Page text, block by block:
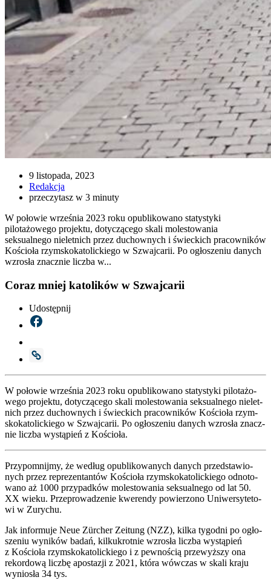
9 listopada, 2023
Redakcja
przeczytasz w 3 minuty
W połowie września 2023 roku opublikowano statystyki
pilotażowego projektu, dotyczącego skali molestowania
seksualnego nieletnich przez duchownych i świeckich pracowników
Kościoła rzymskokatolickiego w Szwajcarii. Po ogłoszeniu danych
wzrosła znacznie liczba w...
Coraz mniej katolików w Szwajcarii
Udostępnij
W poło­wie wrze­śnia 2023 roku opu­bli­ko­wa­no sta­ty­sty­ki pilo­ta­żo­
we­go pro­jek­tu, doty­czą­ce­go ska­li mole­sto­wa­nia sek­su­al­ne­go nie­let­
nich przez duchow­nych i świec­kich pra­cow­ni­ków Kościo­ła rzym­
sko­ka­to­lic­kie­go w Szwaj­ca­rii. Po ogło­sze­niu danych wzro­sła znacz­
nie licz­ba wystą­pień z Kościo­ła.
Przy­po­mnij­my, że według opu­bli­ko­wa­nych danych przed­sta­wio­
nych przez repre­zen­tan­tów Kościo­ła rzym­sko­ka­to­lic­kie­go odno­to­
wa­no aż 1000 przy­pad­ków mole­sto­wa­nia sek­su­al­ne­go od lat 50.
XX wie­ku. Prze­pro­wa­dze­nie kwe­ren­dy powie­rzo­no Uni­wer­sy­te­to­
wi w Zury­chu.
Jak infor­mu­je Neue Zür­cher Zeitung (NZZ), kil­ka tygo­dni po ogło­
sze­niu wyni­ków badań, kil­ku­krot­nie wzro­sła licz­ba wystą­pień
z Kościo­ła rzym­sko­ka­to­lic­kie­go i z pew­no­ścią prze­wyż­szy ona
rekor­do­wą licz­bę apo­sta­zji z 2021, któ­ra wów­czas w ska­li kra­ju
wynio­sła 34 tys.